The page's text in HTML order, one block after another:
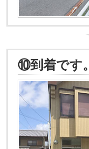
⑩到着です。